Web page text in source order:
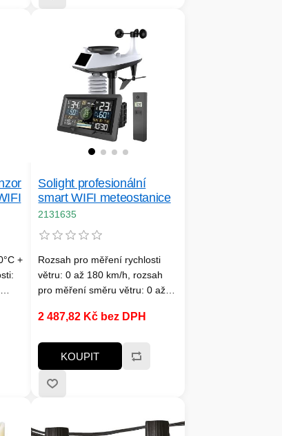
+
Solight profesionální
smart WIFI meteostanice
2131635
Rozsah pro měření rychlosti
větru: 0 až 180 km/h, rozsah
pro měření směru větru: 0 až
úrovní Beaufortovy stupnice,
měření intenzity světla: 0 až
128 klux (0 až 1378 kfc),
rozsah zobrazení indexu UV: 0
až 15, indikace úrovně sluneční
2 487,82 Kč bez DPH
KOUPIT